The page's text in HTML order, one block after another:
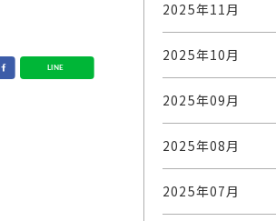
2025年11月
2025年10月
2025年09月
2025年08月
2025年07月